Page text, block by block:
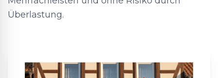
Überlastung.